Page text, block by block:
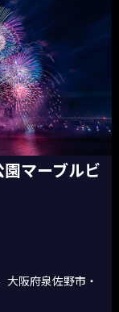
マーブルビ
阪府泉佐野市・